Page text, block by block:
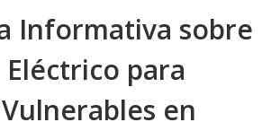
Informativa sobre
para
en